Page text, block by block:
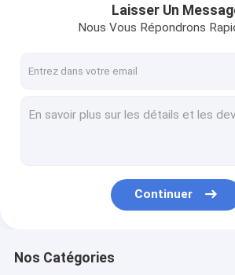
Laisser Un
Nous Vous Répondrons
Continuer
Nos Catégories